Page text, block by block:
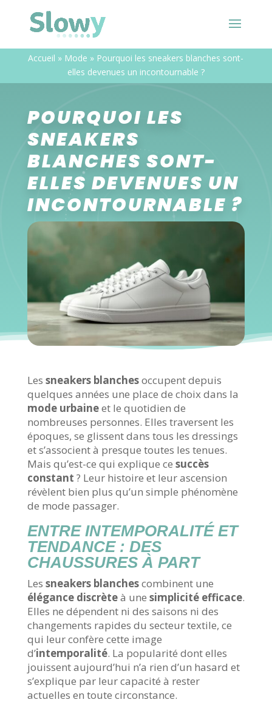
Accueil » Mode » Pourquoi les sneakers blanches sont-
elles devenues un incontournable ?
POURQUOI LES
SNEAKERS
BLANCHES SONT-
ELLES DEVENUES UN
INCONTOURNABLE ?
Les sneakers blanchesoccupent depuis
quelques années une place de choix dans la
mode urbaineet le quotidien de
nombreuses personnes. Elles traversent les
époques, se glissent dans tous les dressings
et s’associent à presque toutes les tenues.
Mais qu’est-ce qui explique ce succès
constant ? Leur histoire et leur ascension
révèlent bien plus qu’un simple phénomène
de mode passager.
ENTRE INTEMPORALITÉ ET
TENDANCE : DES
CHAUSSURES À PART
Les sneakers blanchescombinent une
élégance discrèteà une simplicité efficace.
Elles ne dépendent ni des saisons ni des
changements rapides du secteur textile, ce
qui leur confère cette image
d’intemporalité. La popularité dont elles
jouissent aujourd’hui n’a rien d’un hasard et
s’explique par leur capacité à rester
actuelles en toute circonstance.